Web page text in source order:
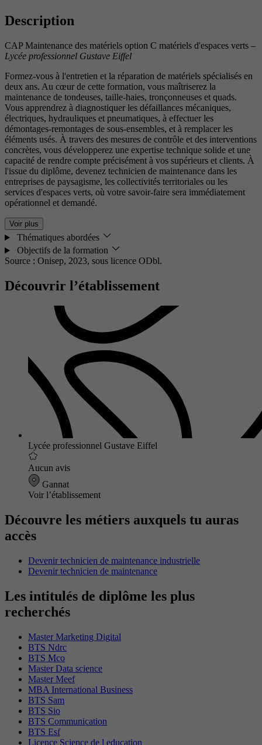
Description
CAP Maintenance des matériels option C matériels d'espaces verts –
Lycée professionnel Gustave Eiffel
Formez-vous à l'entretien et la réparation de matériels spécialisés en
deux ans. Au cœur de cette formation, vous maîtriserez la
maintenance de tondeuses, taille-haies, tronçonneuses et quads.
Vous apprendrez à diagnostiquer les défaillances mécaniques,
électriques, hydrauliques et pneumatiques, à effectuer les
démontages-remontages de sous-ensembles, et à remplacer les
éléments usés. À travers des mesures de contrôle et des interventions
concrètes, vous développerez une expertise technique solide et une
capacité de rendre compte précisément à vos supérieurs et clients. À
l'issue du diplôme, devenez technicien de maintenance dans les
entreprises de paysagisme, les collectivités territoriales ou les
services d'espaces verts, où votre savoir-faire sera immédiatement
opérationnel et demandé.
Voir plus
Thématiques abordées
Objectifs de la formation
Source : Onisep, 2023, sous licence ODbl.
Découvrir l’établissement
Lycée professionnel Gustave Eiffel
Aucun avis
Gannat
Voir l’établissement
Découvre les métiers auxquels tu auras
accès
Devenir technicien de maintenance industrielle
Devenir technicien de maintenance
Les intitulés de diplôme les plus
recherchés
Master Marketing Digital
BTS Ndrc
BTS Mco
Master Data science
Master Meef
MBA International Business
BTS Sam
BTS Sio
BTS Communication
BTS Esf
Licence Science de l education